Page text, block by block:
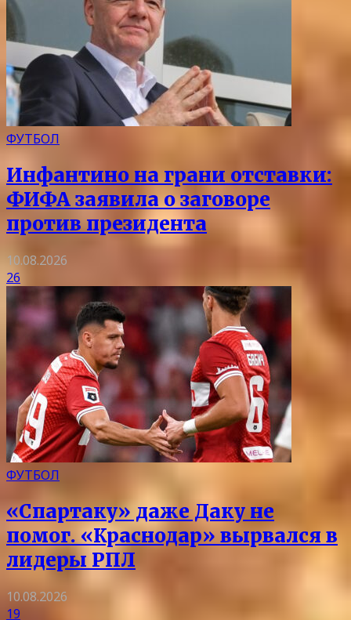
ФУТБОЛ
Инфантино на грани отставки:
ФИФА заявила о заговоре
против президента
10.08.2026
26
ФУТБОЛ
«Спартаку» даже Даку не
помог. «Краснодар» вырвался в
лидеры РПЛ
10.08.2026
19